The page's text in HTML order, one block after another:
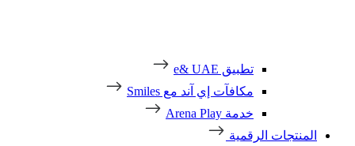
مكافآت إي آند مع Smiles
الرقمية